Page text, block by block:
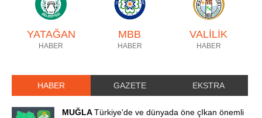
YATAĞAN
HABER
MBB
HABER
VALİLİK
HABER
HABER GAZETE EKSTRA
MUĞLATürkiye'de ve dünyada öne çIkan önemli